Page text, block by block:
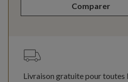
Comparer
Livraison gratuite pour toutes